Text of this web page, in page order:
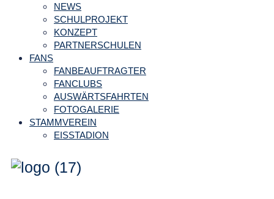
NEWS
SCHULPROJEKT
KONZEPT
PARTNERSCHULEN
FANS
FANBEAUFTRAGTER
FANCLUBS
AUSWÄRTSFAHRTEN
FOTOGALERIE
STAMMVEREIN
EISSTADION